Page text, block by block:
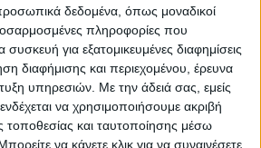
δεδομένα, όπως μοναδικοί
πληροφορίες που
για εξατομικευμένες διαφημίσεις
διαφήμισης και περιεχομένου, έρευνα
υπηρεσιών. Με την άδειά σας, εμείς
να χρησιμοποιήσουμε ακριβή
τοποθεσίας και ταυτοποίησης μέσω
να κάνετε κλικ για να συναινέσετε
τον πρόεδρο του Ε.Κ.Λ